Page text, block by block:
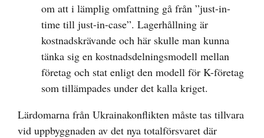
om att i lämplig omfattning gå från ”just-in-
time till just-in-case”. Lagerhållning är
kostnadskrävande och här skulle man kunna
tänka sig en kostnadsdelningsmodell mellan
företag och stat enligt den modell för K-företag
som tillämpades under det kalla kriget.
Lärdomarna från Ukrainakonflikten måste tas tillvara
vid uppbyggnaden av det nya totalförsvaret där